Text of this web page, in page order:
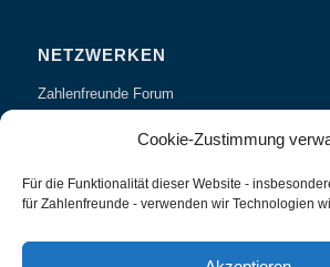
Cookie-Zustimmung
Für die Funktionalität dieser Website -
für Zahlenfreunde - verwenden wir Technologien
NETZWERKEN
Zahlenfreunde Forum
Fachvorträge und Tagungen